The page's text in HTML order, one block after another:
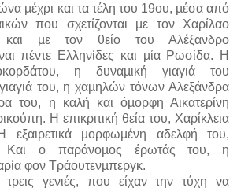
µέχρι και τα τέλη του 19ου, µέσα από
που σχετίζονται µε τον Χαρίλαο
και µε τον θείο του Αλέξανδρο
πέντε Ελληνίδες και µία Ρωσίδα. Η
η δυναµική γιαγιά του
του, η χαµηλών τόνων Αλεξάνδρα
του, η καλή και όµορφη Αικατερίνη
H επικριτική θεία του, Χαρίκλεια
εξαιρετικά µορφωµένη αδελφή του,
Kαι ο παράνοµος έρωτάς του, η
φον Τράουτενµπεργκ.
γενιές, που είχαν την τύχη να